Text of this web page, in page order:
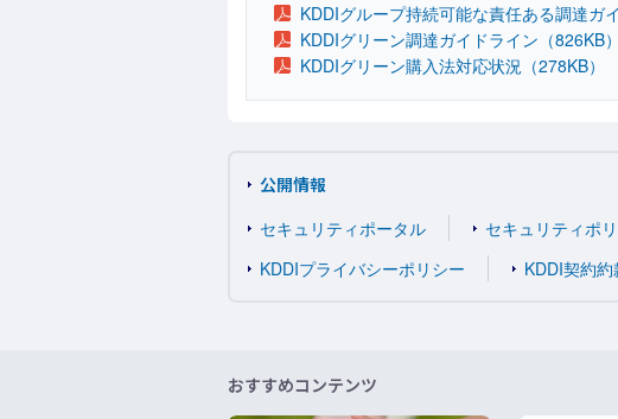
KDDIグループ持続可能な責任ある調達ガ
KDDIグリーン調達ガイドライン （826KB）
KDDIグリーン購入法対応状況 （278KB）
公開情報
セキュリティポータル
セキュリティポ
KDDIプライバシーポリシー
KDDI契約約
おすすめコンテンツ